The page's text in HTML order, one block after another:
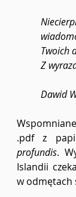
Twoich
Z
Dawid
.pdf z
profundis.
Islandii
w odmętach